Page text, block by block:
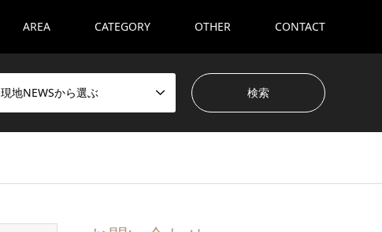
AREA CATEGORY OTHER CONTACT
現地NEWSから選ぶ